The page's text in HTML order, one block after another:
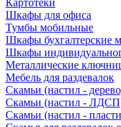
Картотеки
Шкафы для офиса
Тумбы мобильные
Шкафы бухгалтерские
Шкафы
Металлические
Мебель для раздевалок
Скамьи (настил -
Скамьи (настил -
Скамьи (настил -